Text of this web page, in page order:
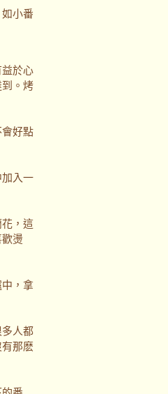
小番
於心
。烤
好點
入一
，這
燙
，拿
人都
那麽